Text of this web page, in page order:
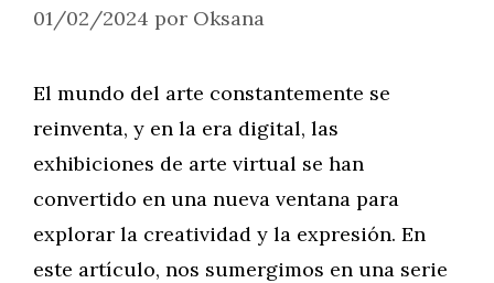
01/02/2024 por Oksana
El mundo del arte constantemente se
reinventa, y en la era digital, las
exhibiciones de arte virtual se han
convertido en una nueva ventana para
explorar la creatividad y la expresión. En
este artículo, nos sumergimos en una serie